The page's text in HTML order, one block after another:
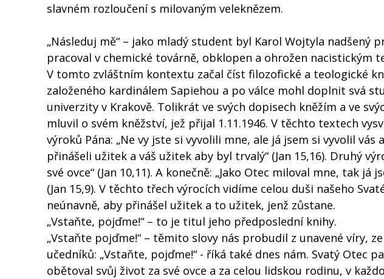
slavném rozloučení s milovaným veleknězem.
„Následuj mě“ – jako mladý student byl Karol Wojtyla nadšený
pracoval v chemické továrně, obklopen a ohrožen nacistickým
V tomto zvláštním kontextu začal číst filozofické a teologické
založeného kardinálem Sapiehou a po válce mohl doplnit svá
univerzity v Krakově. Tolikrát ve svých dopisech kněžím a ve
mluvil o svém kněžství, jež přijal 1.11.1946. V těchto textech
výroků Pána: „Ne vy jste si vyvolili mne, ale já jsem si vyvolil
přinášeli užitek a váš užitek aby byl trvalý“ (Jan 15,16). Druhý
své ovce“ (Jan 10,11). A konečně: „Jako Otec miloval mne, tak já
(Jan 15,9). V těchto třech výrocích vidíme celou duši našeho
neúnavně, aby přinášel užitek a to užitek, jenž zůstane.
„Vstaňte, pojďme!“ – to je titul jeho předposlední knihy.
„Vstaňte pojďme!“ – těmito slovy nás probudil z unavené víry,
učedníků: „Vstaňte, pojďme!“ - říká také dnes nám. Svatý Otec
obětoval svůj život za své ovce a za celou lidskou rodinu, v